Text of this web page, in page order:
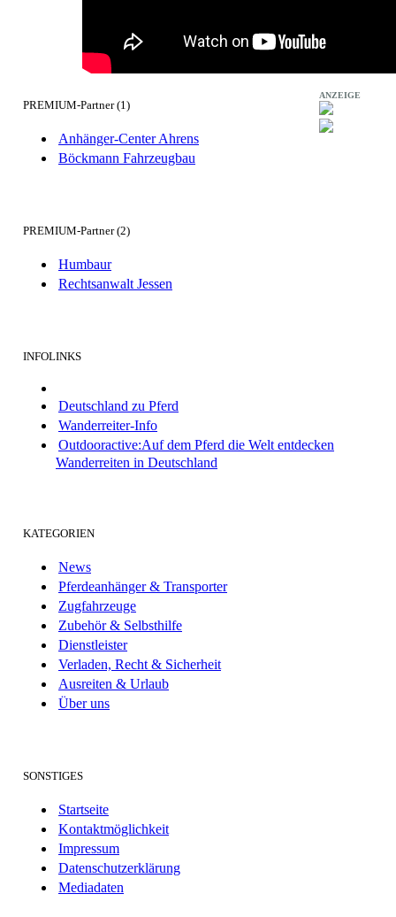
ANZEIGE
PREMIUM-Partner (1)
Anhänger-Center Ahrens
Böckmann Fahrzeugbau
PREMIUM-Partner (2)
Humbaur
Rechtsanwalt Jessen
INFOLINKS
Deutschland zu Pferd
Wanderreiter-Info
Outdooractive:Auf dem Pferd die Welt entdecken
Wanderreiten in Deutschland
KATEGORIEN
News
Pferdeanhänger & Transporter
Zugfahrzeuge
Zubehör & Selbsthilfe
Dienstleister
Verladen, Recht & Sicherheit
Ausreiten & Urlaub
Über uns
SONSTIGES
Startseite
Kontaktmöglichkeit
Impressum
Datenschutzerklärung
Mediadaten